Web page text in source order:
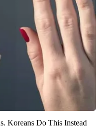
Koreans Do This Instead